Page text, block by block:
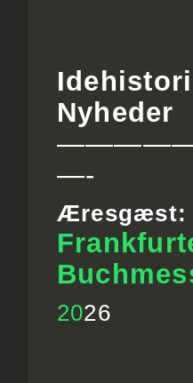
Nyheder
—-
Æresgæst:
2026